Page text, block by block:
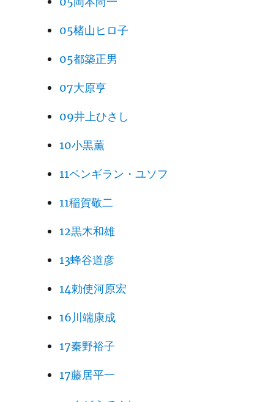
05楮山ヒロ子
05都築正男
07大原亨
09井上ひさし
10小黒薫
11ペンギラン・ユソフ
11稲賀敬二
12黒木和雄
13蜂谷道彦
14勅使河原宏
16川端康成
17秦野裕子
17藤居平一